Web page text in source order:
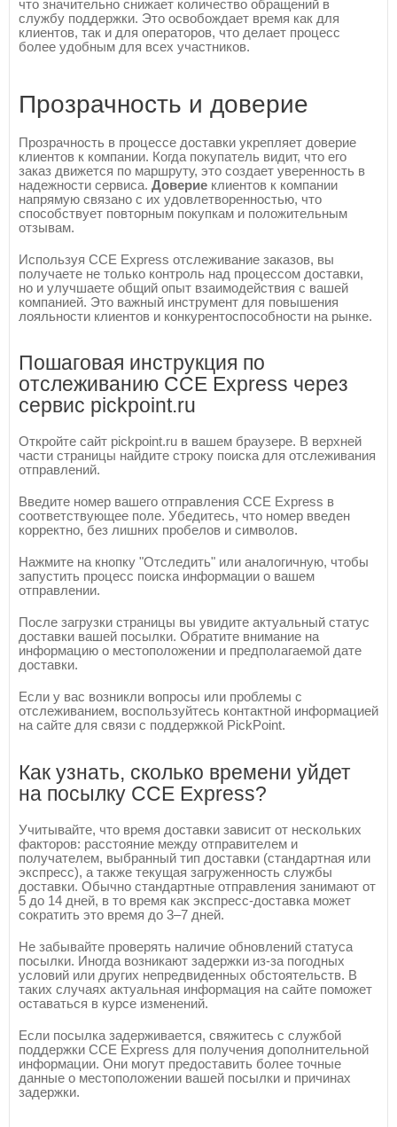
что значительно снижает количество обращений в
службу поддержки. Это освобождает время как для
клиентов, так и для операторов, что делает процесс
более удобным для всех участников.
Прозрачность и доверие
Прозрачность в процессе доставки укрепляет доверие
клиентов к компании. Когда покупатель видит, что его
заказ движется по маршруту, это создает уверенность в
надежности сервиса. Доверие клиентов к компании
напрямую связано с их удовлетворенностью, что
способствует повторным покупкам и положительным
отзывам.
Используя CCE Express отслеживание заказов, вы
получаете не только контроль над процессом доставки,
но и улучшаете общий опыт взаимодействия с вашей
компанией. Это важный инструмент для повышения
лояльности клиентов и конкурентоспособности на рынке.
Пошаговая инструкция по
отслеживанию CCE Express через
сервис pickpoint.ru
Откройте сайт pickpoint.ru в вашем браузере. В верхней
части страницы найдите строку поиска для отслеживания
отправлений.
Введите номер вашего отправления CCE Express в
соответствующее поле. Убедитесь, что номер введен
корректно, без лишних пробелов и символов.
Нажмите на кнопку "Отследить" или аналогичную, чтобы
запустить процесс поиска информации о вашем
отправлении.
После загрузки страницы вы увидите актуальный статус
доставки вашей посылки. Обратите внимание на
информацию о местоположении и предполагаемой дате
доставки.
Если у вас возникли вопросы или проблемы с
отслеживанием, воспользуйтесь контактной информацией
на сайте для связи с поддержкой PickPoint.
Как узнать, сколько времени уйдет
на посылку CCE Express?
Учитывайте, что время доставки зависит от нескольких
факторов: расстояние между отправителем и
получателем, выбранный тип доставки (стандартная или
экспресс), а также текущая загруженность службы
доставки. Обычно стандартные отправления занимают от
5 до 14 дней, в то время как экспресс-доставка может
сократить это время до 3–7 дней.
Не забывайте проверять наличие обновлений статуса
посылки. Иногда возникают задержки из-за погодных
условий или других непредвиденных обстоятельств. В
таких случаях актуальная информация на сайте поможет
оставаться в курсе изменений.
Если посылка задерживается, свяжитесь с службой
поддержки CCE Express для получения дополнительной
информации. Они могут предоставить более точные
данные о местоположении вашей посылки и причинах
задержки.